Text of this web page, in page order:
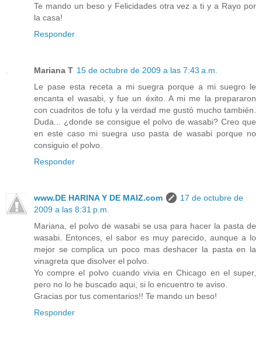
Te mando un beso y Felicidades otra vez a ti y a Rayo por
la casa!
Responder
Mariana T 15 de octubre de 2009 a las 7:43 a.m.
Le pase esta receta a mi suegra porque a mi suegro le
encanta el wasabi, y fue un éxito. A mi me la prepararon
con cuadritos de tofu y la verdad me gustó mucho también.
Duda... ¿donde se consigue el polvo de wasabi? Creo que
en este caso mi suegra uso pasta de wasabi porque no
consiguio el polvo.
Responder
www.DE HARINA Y DE MAIZ.com
17 de octubre de
2009 a las 8:31 p.m.
Mariana, el polvo de wasabi se usa para hacer la pasta de
wasabi. Entonces, el sabor es muy parecido, aunque a lo
mejor se complica un poco mas deshacer la pasta en la
vinagreta que disolver el polvo.
Yo compre el polvo cuando vivia en Chicago en el super,
pero no lo he buscado aqui, si lo encuentro te aviso.
Gracias por tus comentarios!! Te mando un beso!
Responder